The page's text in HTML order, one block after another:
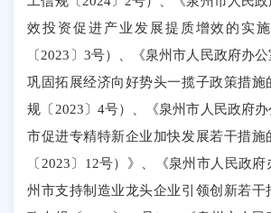
效投资促进产业发展提质增效的实
〔2023〕3号）、《泉州市人民政府办
巩固拓展经济向好势头一揽子政策措施
规〔2023〕4号）、《泉州市人民政府
市促进专精特新企业加快发展若干措施
〔2023〕12号）》、《泉州市人民政
州市支持制造业龙头企业引领创新若干